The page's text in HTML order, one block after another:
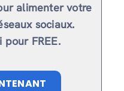
alimenter votre
sociaux.
pour FREE.